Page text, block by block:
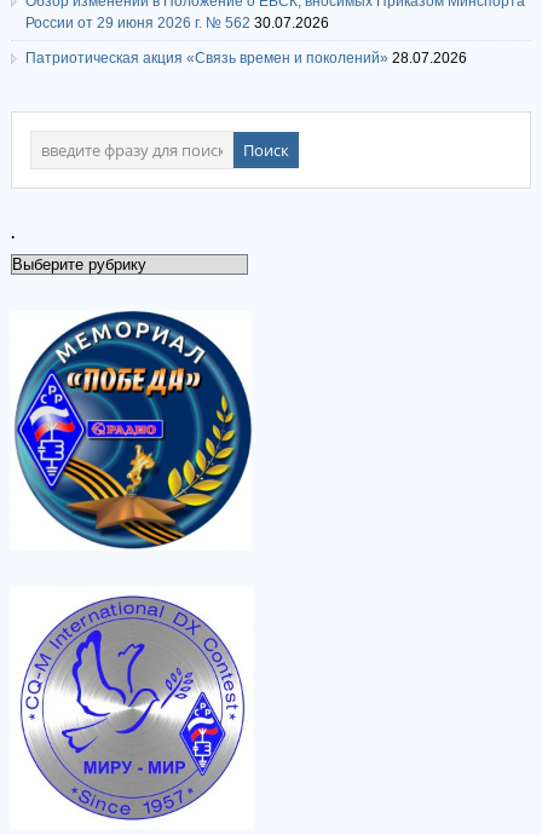
России от 29 июня 2026 г. № 562 30.07.2026
Патриотическая акция «Связь времен и поколений» 28.07.2026
.